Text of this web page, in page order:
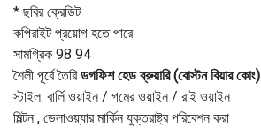
* ছবির ক্রেডিট
কপিরাইট প্রয়োগ হতে পারে
সামগ্রিক 98 94
শৈলী পূর্বে তৈরিডগফিশ হেড ব্রুয়ারি (বোস্টন বিয়ার কোং)
স্টাইল: বার্লি ওয়াইন / গমের ওয়াইন / রাই ওয়াইন
মিল্টন , ডেলাওয়্যার মার্কিন যুক্তরাষ্ট্র পরিবেশন করা